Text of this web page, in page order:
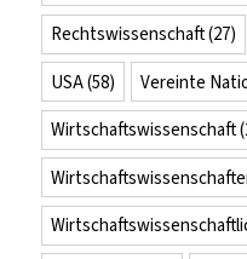
Rechtswissenschaft(27)
USA(58) Vereinte
Wirtschaftswissenschaft